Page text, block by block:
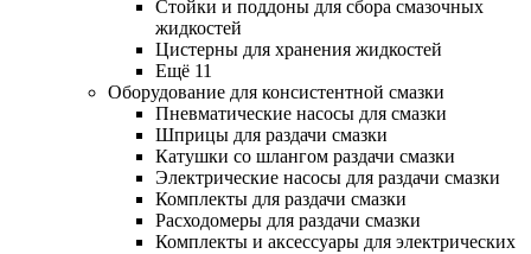
Стойки и поддоны для сбора смазочных
жидкостей
Цистерны для хранения жидкостей
Ещё 11
Оборудование для консистентной смазки
Пневматические насосы для смазки
Шприцы для раздачи смазки
Катушки со шлангом раздачи смазки
Электрические насосы для раздачи смазки
Комплекты для раздачи смазки
Расходомеры для раздачи смазки
Комплекты и аксессуары для электрических